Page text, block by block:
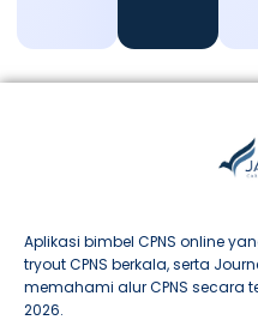
Aplikasi bimbel CPNS online
tryout CPNS berkala, serta
memahami alur CPNS secara
2026.